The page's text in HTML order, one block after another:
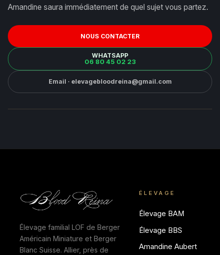
Amandine saura immédiatement de quel sujet vous partez.
NOUS CONTACTER
WHATSAPP
06 80 45 02 23
Email · elevagebloodreina@gmail.com
Élevage familial LOF de Berger
Américain Miniature et Berger
Blanc Suisse. Allier, près de
ÉLEVAGE
Élevage BAM
Élevage BBS
Amandine Aubert